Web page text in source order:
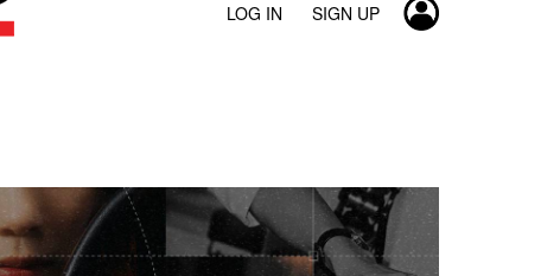
LOG IN SIGN UP